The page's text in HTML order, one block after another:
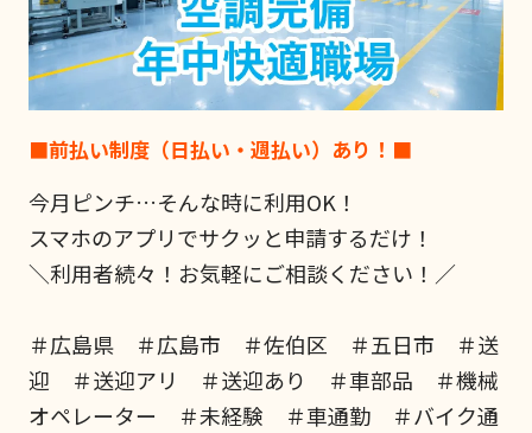
■前払い制度（日払い・週払い）あり！■
今月ピンチ…そんな時に利用OK！
スマホのアプリでサクッと申請するだけ！
＼利用者続々！お気軽にご相談ください！／
＃広島県 ＃広島市 ＃佐伯区 ＃五日市 ＃送
迎 ＃送迎アリ ＃送迎あり ＃車部品 ＃機械
オペレーター ＃未経験 ＃車通勤 ＃バイク通